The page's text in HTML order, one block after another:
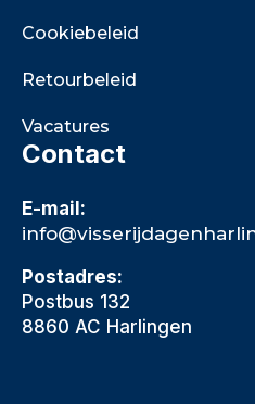
Cookiebeleid
Retourbeleid
Vacatures
Contact
E-mail:
Postadres:
Postbus 132
8860 AC Harlingen